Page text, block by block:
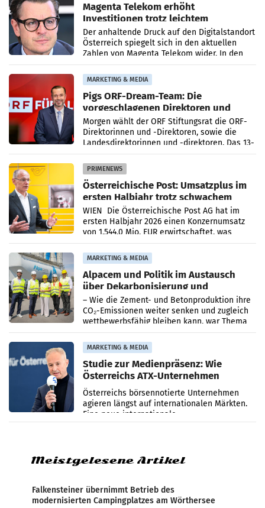
Magenta Telekom erhöht
Investitionen trotz leichtem
Umsatzrückgang
Der anhaltende Druck auf den Digitalstandort
Österreich spiegelt sich in den aktuellen
Zahlen von Magenta Telekom wider. In den
ersten sechs Monaten des laufenden Jahres
verzeichnete
MARKETING & MEDIA
Pigs ORF-Dream-Team: Die
vorgeschlagenen Direktoren und
Direktorinnen
Morgen wählt der ORF Stiftungsrat die ORF-
Direktorinnen und -Direktoren, sowie die
Landesdirektorinnen und -direktoren. Das 13-
köpfige Wunschteam des ab 1. Jänner 2027
amtierenden
PRIMENEWS
Österreichische Post: Umsatzplus im
ersten Halbjahr trotz schwachem
Briefgeschäft
WIEN Die Österreichische Post AG hat im
ersten Halbjahr 2026 einen Konzernumsatz
von 1.544,0 Mio. EUR erwirtschaftet, was
einem Plus von 3,8 Prozent gegenüber dem
Vergleichszeitraum
MARKETING & MEDIA
Alpacem und Politik im Austausch
über Dekarbonisierung und
Energiepreise
– Wie die Zement- und Betonproduktion ihre
CO₂-Emissionen weiter senken und zugleich
wettbewerbsfähig bleiben kann, war Thema
eines Treffens zwischen Staatssekretärin
Elisabeth
MARKETING & MEDIA
Studie zur Medienpräsenz: Wie
Österreichs ATX-Unternehmen
international wahrgenommen
werden
Österreichs börsennotierte Unternehmen
agieren längst auf internationalen Märkten.
Eine neue internationale
Medienresonanzanalyse untersucht die
Meistgelesene Artikel
Falkensteiner übernimmt Betrieb des
modernisierten Campingplatzes am Wörthersee